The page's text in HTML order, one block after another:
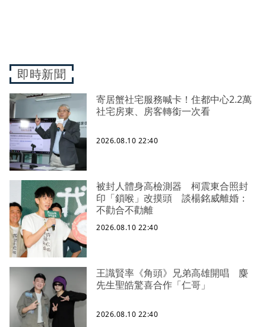
即時新聞
寄居蟹社宅服務喊卡！住都中心2.2萬
社宅房東、房客轉銜一次看
2026.08.10 22:40
被封人體身高檢測器 柯震東合照封
印「鎖喉」改摸頭 談楊銘威離婚：
不勸合不勸離
2026.08.10 22:40
王識賢率《角頭》兄弟高雄開唱 麋
先生聖皓驚喜合作「仁哥」
2026.08.10 22:40